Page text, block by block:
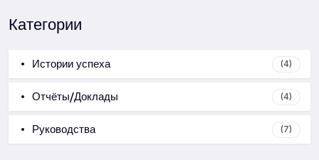
Категории
Истории успеха (4)
Отчёты/Доклады (4)
Руководства (7)